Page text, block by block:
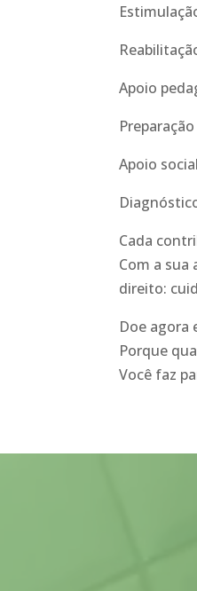
Apoio
Apoio
Cada
Com a
direito:
Doe agora
Porque
Você faz